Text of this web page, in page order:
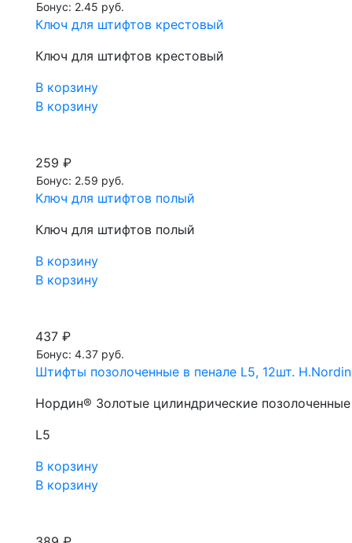
Бонус: 2.45 руб.
Ключ для штифтов крестовый
Ключ для штифтов крестовый
В корзину
В корзину
259 ₽
Бонус: 2.59 руб.
Ключ для штифтов полый
Ключ для штифтов полый
В корзину
В корзину
437 ₽
Бонус: 4.37 руб.
Штифты позолоченные в пенале L5, 12шт. H.Nordin
Нордин® Золотые цилиндрические
L5
В корзину
В корзину